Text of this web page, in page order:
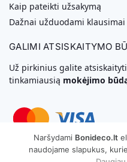
Kaip pateikti užsakymą
Dažnai užduodami klausimai
GALIMI ATSISKAITYMO
Už pirkinius galite
tinkamiausią mokėjimo
Svetainių Kūrimas
Naršydami Bonideco.lt
naudojame slapukus,